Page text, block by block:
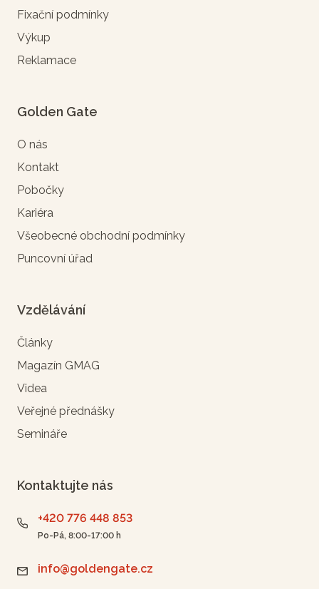
Fixační podmínky
Výkup
Reklamace
Golden Gate
O nás
Kontakt
Pobočky
Kariéra
Všeobecné obchodní podmínky
Puncovní úřad
Vzdělávání
Články
Magazín GMAG
Videa
Veřejné přednášky
Semináře
Kontaktujte nás
+420 776 448 853
Po-Pá, 8:00-17:00 h
info@goldengate.cz